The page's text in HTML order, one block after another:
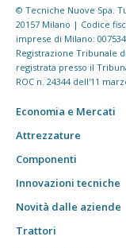
© Tecniche Nuove Spa.
20157 Milano | Codice
imprese di Milano:
Registrazione Tribunale
registrata presso il
ROC n. 24344 dell'11
Economia e Mercati
Attrezzature
Componenti
Innovazioni tecniche
Novità dalle aziende
Trattori